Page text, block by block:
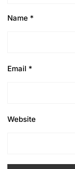
Name *
Email *
Website